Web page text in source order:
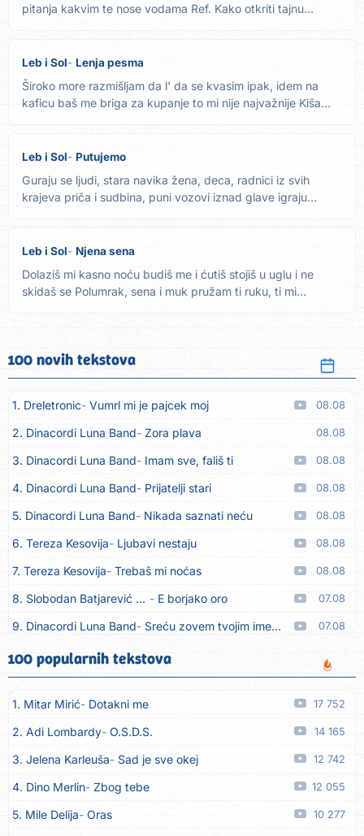
pitanja kakvim te nose vodama Ref. Kako otkriti tajnu
Leb i Sol Lenja pesma
Široko more razmišljam da l' da se kvasim ipak, idem na
kaficu baš me briga za kupanje to mi nije najvažnije Kiša
Leb i Sol Putujemo
Guraju se ljudi, stara navika žena, deca, radnici iz svih
krajeva priča i sudbina, puni vozovi iznad glave igraju
Leb i Sol Njena sena
Dolaziš mi kasno noću budiš me i ćutiš stojiš u uglu i ne
skidaš se Polumrak, sena i muk pružam ti ruku, ti mi
100 novih tekstova
1. Dreletronic Vumrl mi je pajcek moj 08.08
2. Dinacordi Luna Band Zora plava 08.08
3. Dinacordi Luna Band Imam sve, fališ ti 08.08
4. Dinacordi Luna Band Prijatelji stari 08.08
5. Dinacordi Luna Band Nikada saznati neću 08.08
6. Tereza Kesovija Ljubavi nestaju 08.08
7. Tereza Kesovija Trebaš mi noćas 08.08
8. Slobodan Batjarević Čobe E borjako oro 07.08
9. Dinacordi Luna Band Sreću zovem tvojim imenom (feat. Kristina Smetko) 07.08
10. Dinacordi Luna Band Tamburaši (feat. Kristina Smetko)
11. Dinacordi Luna Band Tvoja šutnja (feat. Kristina Smetko) 07.08
12. Tamara Brusić Neću kuhat´, neću prat´ 07.08
13. Grupa TNT Rijeka Via Roma, nikad doma 07.08
14. Zaim Imamović Kada moja mladost prođe 07.08
15. Azra Husarkić Do zadnje kapi 07.08
16. Dinacordi Luna Band 07.08
100 popularnih tekstova
1. Mitar Mirić Dotakni me 17 752
2. Adi Lombardy O.S.D.S. 14 165
3. Jelena Karleuša Sad je sve okej 12 742
4. Dino Merlin Zbog tebe 12 055
5. Mile Delija Oras 10 277